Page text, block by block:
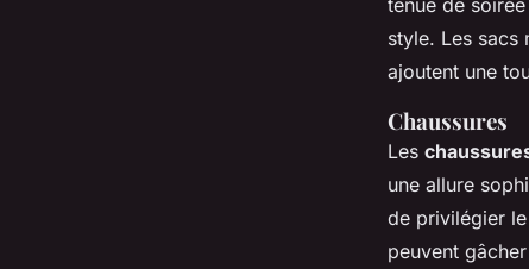
tenue de
style. Les sacs
ajoutent une
Chaussures
Les
une allure
de privilégier
peuvent